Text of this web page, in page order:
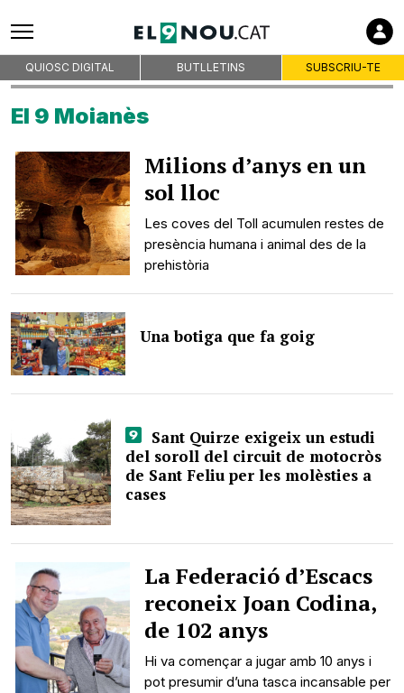
QUIOSC DIGITAL BUTLLETINS SUBSCRIU-TE
El 9 Moianès
Milions d’anys en un
sol lloc
Les coves del Toll acumulen restes de
presència humana i animal des de la
prehistòria
Una botiga que fa goig
Sant Quirze exigeix un estudi
del soroll del circuit de motocròs
de Sant Feliu per les molèsties a
cases
La Federació d’Escacs
reconeix Joan Codina,
de 102 anys
Hi va començar a jugar amb 10 anys i
pot presumir d’una tasca incansable per